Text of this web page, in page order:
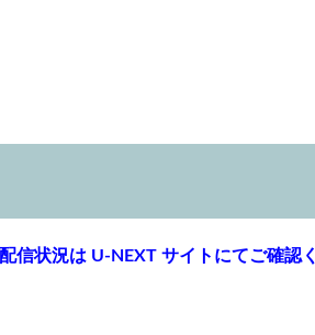
信状況は U-NEXT サイトにてご確認く